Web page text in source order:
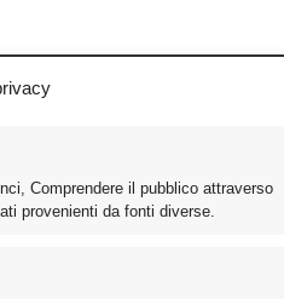
Comprendere il pubblico attraverso
provenienti da fonti diverse.